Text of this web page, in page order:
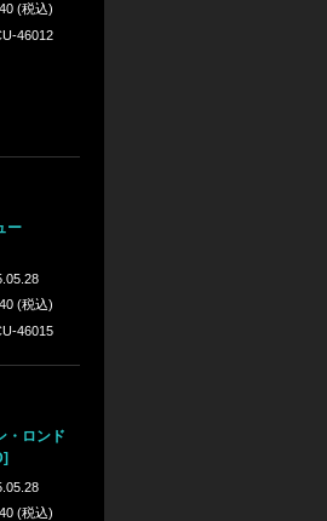
(税込)
46012
ー
(税込)
46015
・ロンド
(税込)